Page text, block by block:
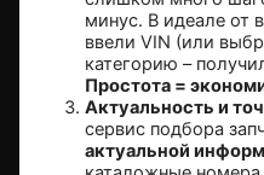
минус. В идеале от
ввели VIN (или
категорию –
Простота =
Актуальность и
сервис подбора
актуальной